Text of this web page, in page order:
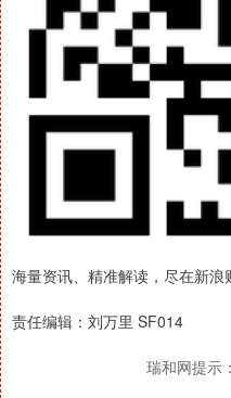
海量资讯、精准解读，尽在新浪
责任编辑：刘万里 SF014
瑞和网提示